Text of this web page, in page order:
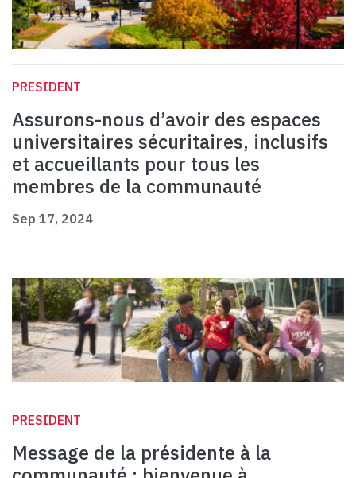
PRESIDENT
Assurons-nous d’avoir des espaces
universitaires sécuritaires, inclusifs
et accueillants pour tous les
membres de la communauté
Sep 17, 2024
PRESIDENT
Message de la présidente à la